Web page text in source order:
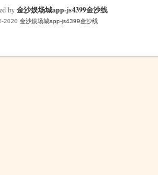
by金沙娱场城app-js4399金沙线
2020 金沙娱场城app-js4399金沙线